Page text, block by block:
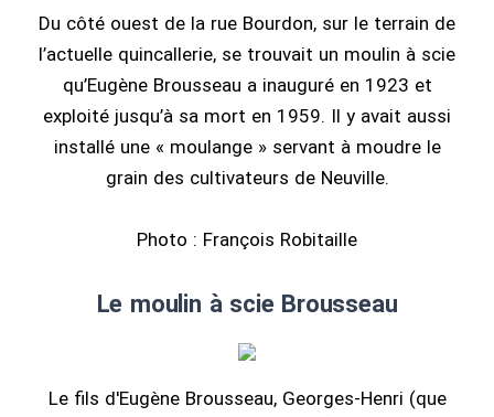
Du côté ouest de la rue Bourdon, sur le terrain de
l’actuelle quincallerie, se trouvait un moulin à scie
qu’Eugène Brousseau a inauguré en 1923 et
exploité jusqu’à sa mort en 1959. Il y avait aussi
installé une « moulange » servant à moudre le
grain des cultivateurs de Neuville.
Photo : François Robitaille
Le moulin à scie Brousseau
Le fils d'Eugène Brousseau, Georges-Henri (que